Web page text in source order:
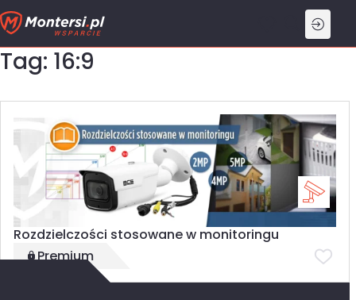
Przejdź
do
treści
Tag: 16:9
Rozdzielczości stosowane w monitoringu
Premium